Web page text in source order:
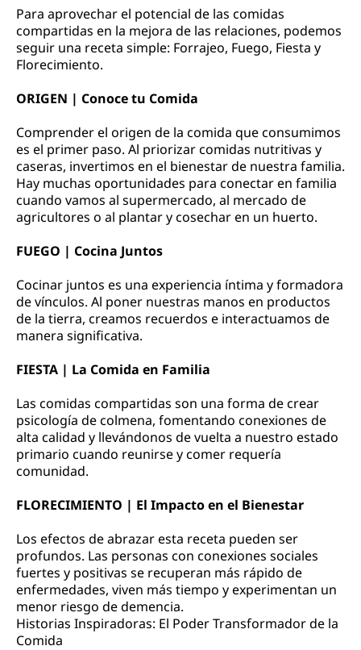
Para aprovechar el potencial de las comidas
compartidas en la mejora de las relaciones, podemos
seguir una receta simple: Forrajeo, Fuego, Fiesta y
Florecimiento.
ORIGEN | Conoce tu Comida
Comprender el origen de la comida que consumimos
es el primer paso. Al priorizar comidas nutritivas y
caseras, invertimos en el bienestar de nuestra familia.
Hay muchas oportunidades para conectar en familia
cuando vamos al supermercado, al mercado de
agricultores o al plantar y cosechar en un huerto.
FUEGO | Cocina Juntos
Cocinar juntos es una experiencia íntima y formadora
de vínculos. Al poner nuestras manos en productos
de la tierra, creamos recuerdos e interactuamos de
manera significativa.
FIESTA | La Comida en Familia
Las comidas compartidas son una forma de crear
psicología de colmena, fomentando conexiones de
alta calidad y llevándonos de vuelta a nuestro estado
primario cuando reunirse y comer requería
comunidad.
FLORECIMIENTO | El Impacto en el Bienestar
Los efectos de abrazar esta receta pueden ser
profundos. Las personas con conexiones sociales
fuertes y positivas se recuperan más rápido de
enfermedades, viven más tiempo y experimentan un
menor riesgo de demencia.
Historias Inspiradoras: El Poder Transformador de la
Comida